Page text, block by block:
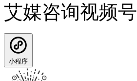
艾媒咨询视频号
小程序